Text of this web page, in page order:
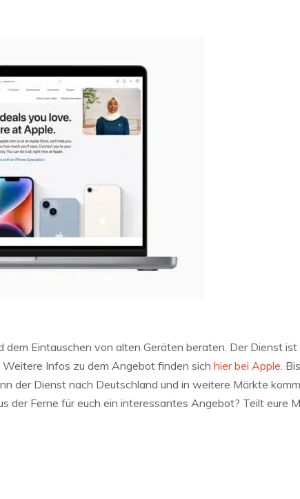
Eintauschen von alten Geräten beraten. Der Dienst ist
Infos zu dem Angebot finden sich hier bei Apple.
der Dienst nach Deutschland und in weitere Märkte
der Ferne für euch ein interessantes Angebot? Teilt eure